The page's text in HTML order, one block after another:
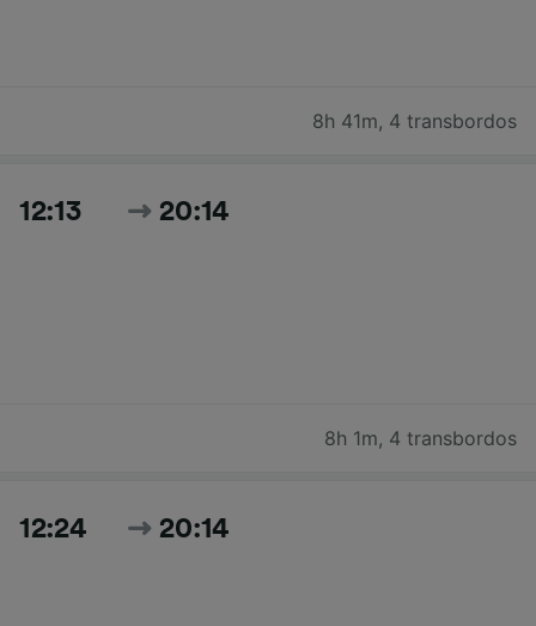
8h 41m, 4 transbordos
12:13 20:14
8h 1m, 4 transbordos
12:24 20:14